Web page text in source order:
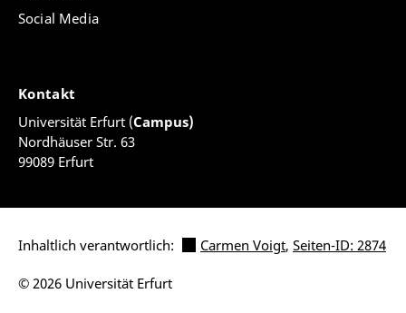
Social Media
Kontakt
Universität Erfurt (Campus)
Nordhäuser Str. 63
99089 Erfurt
Inhaltlich verantwortlich: Carmen Voigt, Seiten-ID: 2874
© 2026 Universität Erfurt